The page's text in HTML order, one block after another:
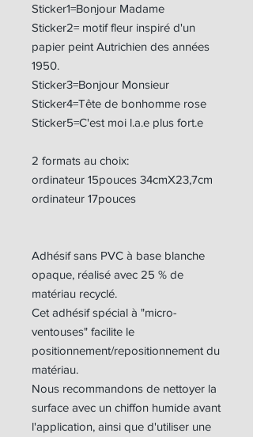
Sticker1=Bonjour Madame
Sticker2= motif fleur inspiré d'un
papier peint Autrichien des années
1950.
Sticker3=Bonjour Monsieur
Sticker4=Tête de bonhomme rose
Sticker5=C'est moi l.a.e plus fort.e
2 formats au choix:
ordinateur 15pouces 34cmX23,7cm
ordinateur 17pouces
Adhésif sans PVC à base blanche
opaque, réalisé avec 25 % de
matériau recyclé.
Cet adhésif spécial à "micro-
ventouses" facilite le
positionnement/repositionnement du
matériau.
Nous recommandons de nettoyer la
surface avec un chiffon humide avant
l'application, ainsi que d'utiliser une